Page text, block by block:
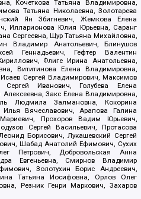
Кочеткова Татьяна Владимировна,
Татьяна Николаевна, Золотарева
Ян Збигневич, Жемкова Елена
Илларионова Юлия Юрьевна, Саранг
Сергеевна, Щур Татьяна Михайловна,
Владимир Анатольевич, Блинушов
Геннадьевич, Гефтер Валентин
Флиге Ирина Анатольевна,
Вититинова Елена Владимировна,
Сергей Владимирович, Максимов
Иванович, Голубева Елена
Закс Елена Владимировна,
Людмила Залмановна, Кокорина
Вячеславович, Арапова Галина
Прохоров Вадим Юрьевич,
Сергей Васильевич, Протасова
Борисович, Лукашевский Сергей
Шабад Анатолий Ефимович, Сухих
Петрович, Добровольская Анна
Евгеньевна, Смирнов Владимир
Золотухин Борис Андреевич,
Татьяна Иосифовна, Орлов Олег
Резник Генри Маркович, Захаров